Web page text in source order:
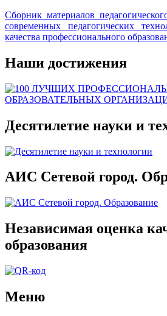
Сборник материалов
современных педагогических
качества профессионального
Наши достижения
Десятилетие науки и
АИС Сетевой город.
Независимая оценка
образования
Меню